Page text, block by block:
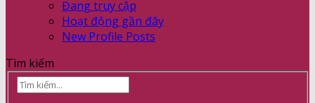
Đang truy cập
Hoạt động gần đây
New Profile Posts
Tìm kiếm